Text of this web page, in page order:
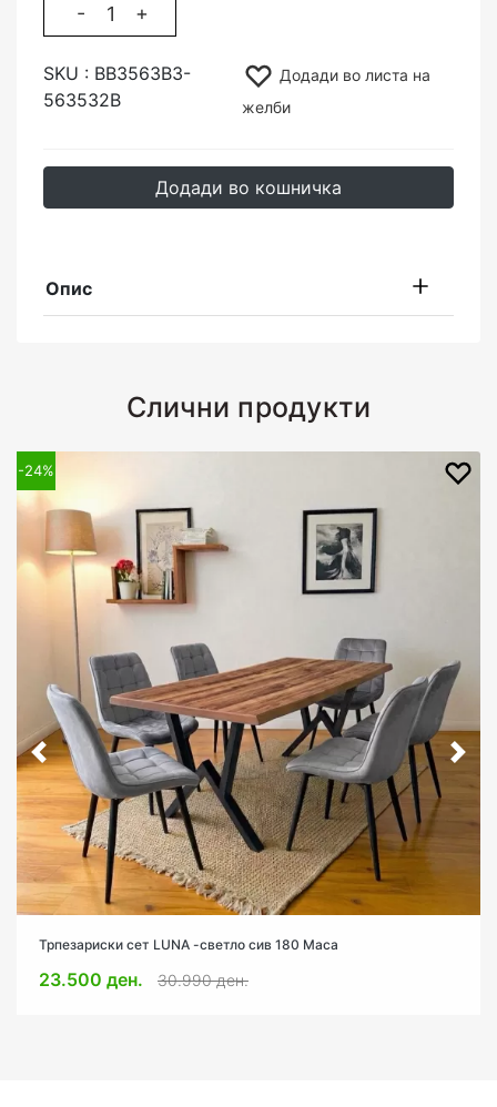
- +
SKU : ВВ3563В3-
563532В
Додади во листа на
желби
Додади во кошничка
Опис
Слични продукти
-24%
Трпезариски сет LUNA -светло сив 180 Маса
23.500 ден. 30.990 ден.